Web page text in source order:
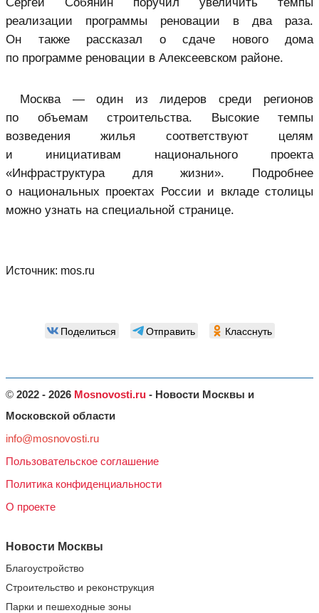
реализации программы реновации в два раза.
Он также рассказал о сдаче нового дома
по программе реновации в Алексеевском районе.
Москва — один из лидеров среди регионов
по объемам строительства. Высокие темпы
возведения жилья соответствуют целям
и инициативам национального проекта
«Инфраструктура для жизни». Подробнее
о национальных проектах России и вкладе столицы
можно узнать на специальной странице.
Источник: mos.ru
Поделиться Отправить Класснуть
© 2022 - 2026 Mosnovosti.ru - Новости Москвы и
Московской области
info@mosnovosti.ru
Пользовательское соглашение
Политика конфиденциальности
О проекте
Новости Москвы
Благоустройство
Строительство и реконструкция
Парки и пешеходные зоны